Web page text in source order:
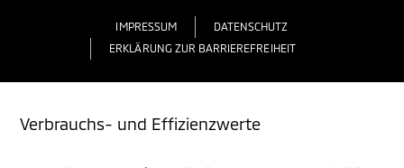
IMPRESSUM
DATENSCHUTZ
ERKLÄRUNG ZUR BARRIEREFREIHEIT
Verbrauchs- und Effizienzwerte